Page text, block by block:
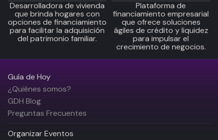
Desarrolladora de vivienda
que brinda hogares con
opciones de financiamiento
para facilitar la adquisición
del patrimonio familiar.
Plataforma de
financiamiento empresarial
que ofrece soluciones
ágiles de crédito y liquidez
para impulsar el
crecimiento de negocios.
Guía de Hoy
¿Quiénes somos?
GDH Blog
Preguntas Frecuentes
Organizar Eventos